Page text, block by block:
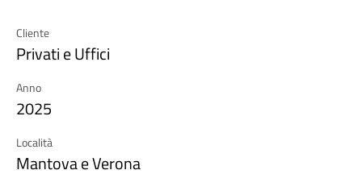
Cliente
Privati e Uffici
Anno
2025
Località
Mantova e Verona